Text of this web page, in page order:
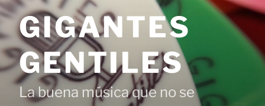
Saltar
contenido
GIGANTES
GENTILES
La buena música que no se